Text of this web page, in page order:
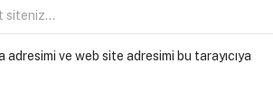
adresimi ve web site adresimi bu tarayıcıya